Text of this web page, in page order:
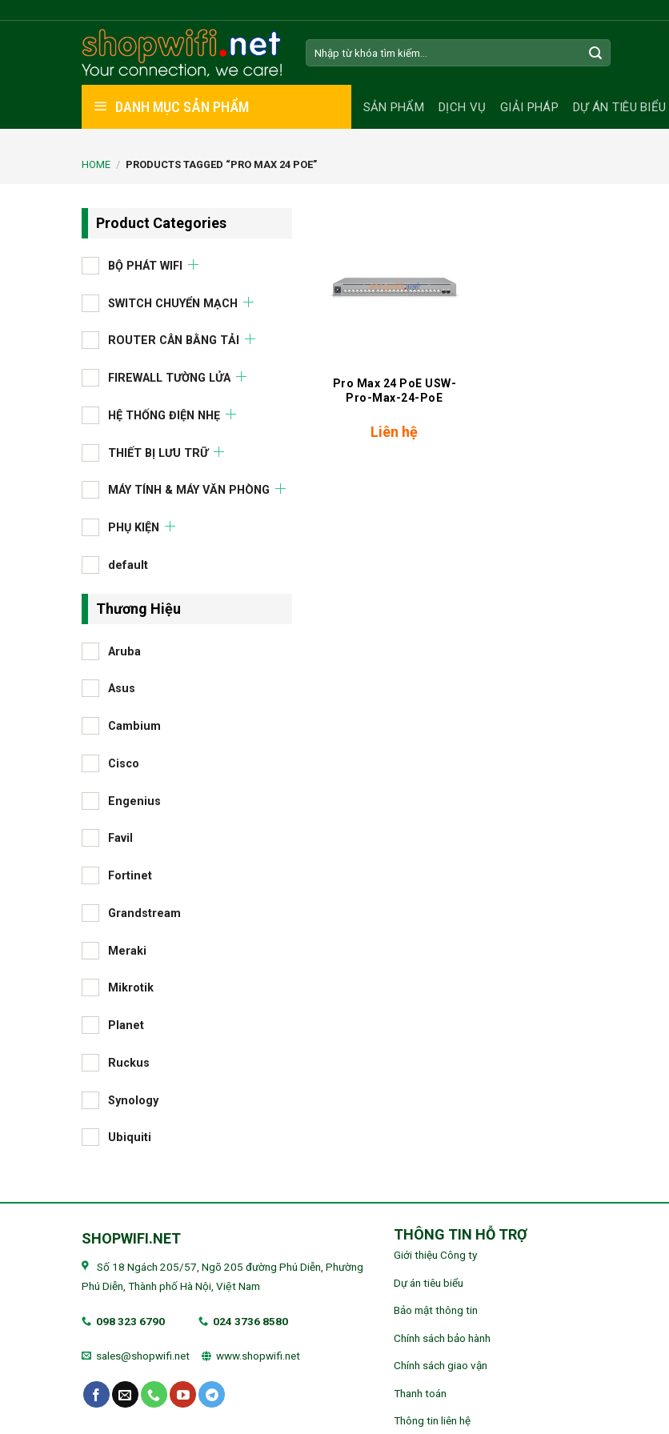
DANH MỤC SẢN PHẨM SẢN PHẨM DỊCH VỤ GIẢI PHÁP DỰ ÁN TIÊU BIỂU
HOME / PRODUCTS TAGGED “PRO MAX 24 POE”
Product Categories
BỘ PHÁT WIFI
SWITCH CHUYỂN MẠCH
ROUTER CÂN BẰNG TẢI
FIREWALL TƯỜNG LỬA
HỆ THỐNG ĐIỆN NHẸ
THIẾT BỊ LƯU TRỮ
MÁY TÍNH & MÁY VĂN PHÒNG
PHỤ KIỆN
default
Thương Hiệu
Aruba
Asus
Cambium
Cisco
Engenius
Favil
Fortinet
Grandstream
Meraki
Mikrotik
Planet
Ruckus
Synology
Ubiquiti
Pro Max 24 PoE USW-
Pro-Max-24-PoE
Liên hệ
SHOPWIFI.NET
Số 18 Ngách 205/57, Ngõ 205 đường Phú Diễn, Phường
Phú Diễn, Thành phố Hà Nội, Việt Nam
098 323 6790 024 3736 8580
sales@shopwifi.net www.shopwifi.net
THÔNG TIN HỖ TRỢ
Giới thiệu Công ty
Dự án tiêu biểu
Bảo mật thông tin
Chính sách bảo hành
Chính sách giao vận
Thanh toán
Thông tin liên hệ